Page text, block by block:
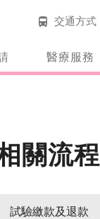
交通方式
醫療服務
關流程
試驗繳款及退款